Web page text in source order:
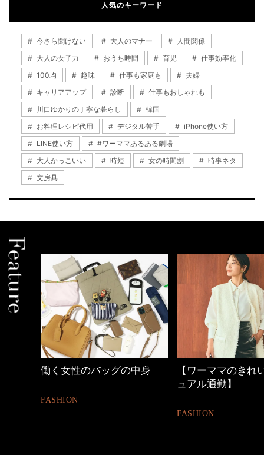
人気のキーワード
今さら聞けない 大人のマナー
人間関係
大人の女子力
おうち時間 育児
仕事効率化
100均
趣味 仕事も家庭も
夫婦
キャリアアップ
診断
仕事もおしゃれも
川口ゆかりの丁寧な暮らし
韓国
お料理レシピ代用
デジタル苦手
iPhone使い方
LINE使い方
#ワーママあるある劇場
大人かっこいい
時短 女の時間割
時事ネタ
文房具
【ワーママのきれいめカジ
心地よくいられる
とは
FASHION